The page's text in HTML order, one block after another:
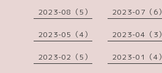
2023-08（5） 2023-07（6）
2023-05（4） 2023-04（3）
2023-02（5） 2023-01（4）